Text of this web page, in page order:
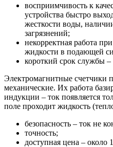
восприимчивость к
устройства быстро
жесткости воды,
загрязнений;
некорректная работа
жидкости в подающей
короткий срок службы –
Электромагнитные счетчики
механические. Их работа
индукции – ток появляется
поле проходит жидкость
безопасность – ток не
точность;
доступная цена – около